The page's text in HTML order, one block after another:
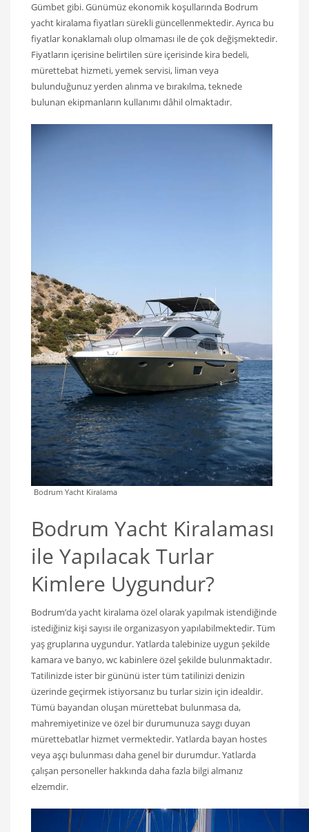
Gümbet gibi. Günümüz ekonomik koşullarında Bodrum
yacht kiralama fiyatları sürekli güncellenmektedir. Ayrıca bu
fiyatlar konaklamalı olup olmaması ile de çok değişmektedir.
Fiyatların içerisine belirtilen süre içerisinde kira bedeli,
mürettebat hizmeti, yemek servisi, liman veya
bulunduğunuz yerden alınma ve bırakılma, teknede
bulunan ekipmanların kullanımı dâhil olmaktadır.
Bodrum Yacht Kiralama
Bodrum Yacht Kiralaması
ile Yapılacak Turlar
Kimlere Uygundur?
Bodrum’da yacht kiralama özel olarak yapılmak istendiğinde
istediğiniz kişi sayısı ile organizasyon yapılabilmektedir. Tüm
yaş gruplarına uygundur. Yatlarda talebinize uygun şekilde
kamara ve banyo, wc kabinlere özel şekilde bulunmaktadır.
Tatilinizde ister bir gününü ister tüm tatilinizi denizin
üzerinde geçirmek istiyorsanız bu turlar sizin için idealdir.
Tümü bayandan oluşan mürettebat bulunmasa da,
mahremiyetinize ve özel bir durumunuza saygı duyan
mürettebatlar hizmet vermektedir. Yatlarda bayan hostes
veya aşçı bulunması daha genel bir durumdur. Yatlarda
çalışan personeller hakkında daha fazla bilgi almanız
elzemdir.